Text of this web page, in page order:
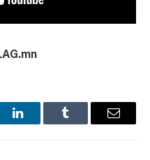
LinkedInTumblr Имэйл